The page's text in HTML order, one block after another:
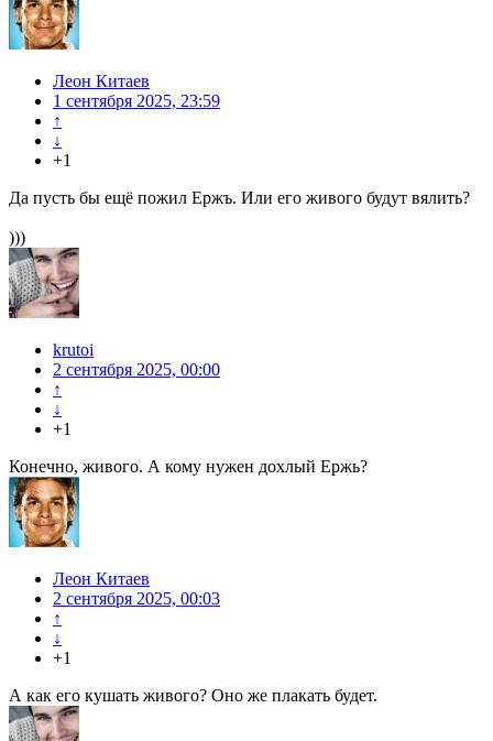
Леон Китаев
1 сентября 2025, 23:59
↑
↓
+1
Да пусть бы ещё пожил Ержъ. Или его живого будут вялить?
)))
krutoi
2 сентября 2025, 00:00
↑
↓
+1
Конечно, живого. А кому нужен дохлый Ержь?
Леон Китаев
2 сентября 2025, 00:03
↑
↓
+1
А как его кушать живого? Оно же плакать будет.